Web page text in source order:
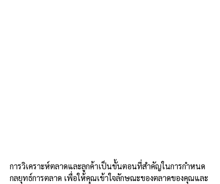
การวิเคราะห์ตลาดและลูกค้าเป็นขั้นตอนที่สำคัญในการกำหนด
กลยุทธ์การตลาด เพื่อให้คุณเข้าใจลักษณะของตลาดของคุณและ